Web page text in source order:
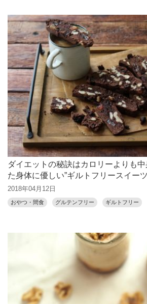
ダイエットの秘訣はカロリーよりも
た身体に優しい”ギルトフリースイー
2018年04月12日
おやつ・間食 グルテンフリー ギルトフリー